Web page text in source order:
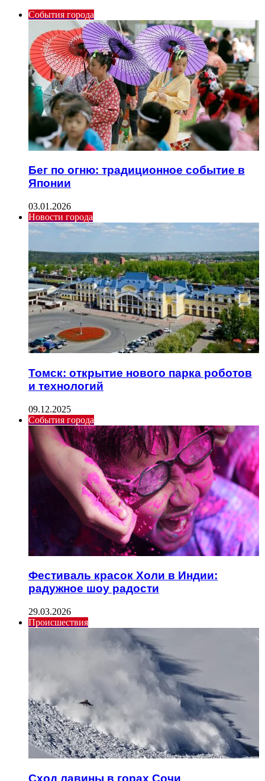
События города
Бег по огню: традиционное событие в
Японии
03.01.2026
Новости города
Томск: открытие нового парка роботов
и технологий
09.12.2025
События города
Фестиваль красок Холи в Индии:
радужное шоу радости
29.03.2026
Происшествия
Сход лавины в горах Сочи